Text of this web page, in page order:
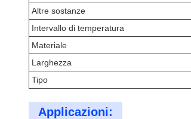
Altre sostanze
Intervallo di temperatura
Materiale
Larghezza
Tipo
Applicazioni: